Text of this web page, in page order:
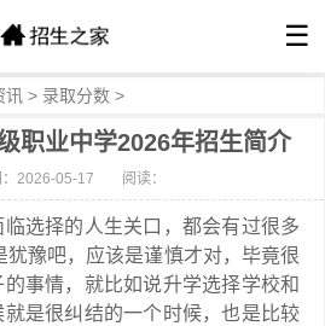
☰
讯 > 录取分数 >
职业中学2026年招生简介
2026-05-17 阅读：
选择的人生关口，都会有过很多
犹豫吧，应该是谨慎才对，毕竟很
事情，就比如说升学选择学校和
是很纠结的一个时候，也是比较